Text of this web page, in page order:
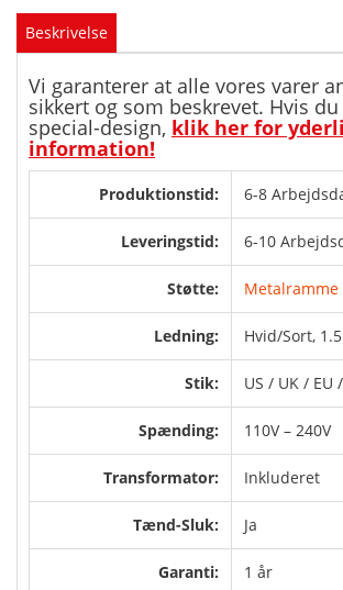
Beskrivelse
Vi garanterer at alle vores varer
sikkert og som beskrevet. Hvis
special-design, klik her for
information!
Produktionstid: 6-8
Leveringstid: 6-10
Støtte: Metalramme
Ledning: Hvid/Sort,
Stik: US / UK / EU
Spænding: 110V – 240V
Transformator: Inkluderet
Tænd-Sluk: Ja
Garanti: 1 år